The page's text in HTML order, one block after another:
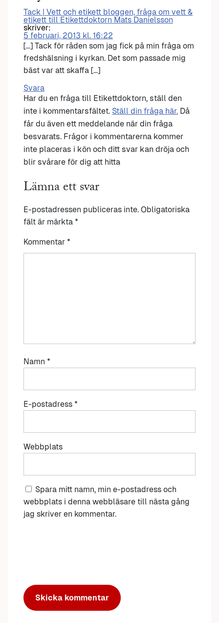
Tack | Vett och etikett bloggen, fråga om vett &
etikett till Etikettdoktorn Mats Danielsson
skriver:
5 februari, 2013 kl. 16:22
[…] Tack för råden som jag fick på min fråga om
fredshälsning i kyrkan. Det som passade mig
bäst var att skaffa […]
Svara
Har du en fråga till Etikettdoktorn, ställ den
inte i kommentarsfältet. Ställ din fråga här. Då
får du även ett meddelande när din fråga
besvarats. Frågor i kommentarerna kommer
inte placeras i kön och ditt svar kan dröja och
blir svårare för dig att hitta
Lämna ett svar
E-postadressen publiceras inte. Obligatoriska
fält är märkta *
Kommentar *
Namn *
E-postadress *
Webbplats
Spara mitt namn, min e-postadress och
webbplats i denna webbläsare till nästa gång
jag skriver en kommentar.